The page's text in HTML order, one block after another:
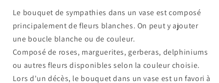
Blanc
et
rose
Blanc
et
rose
Le bouquet de sympathies dans un vase est composé
principalement de fleurs blanches. On peut y ajouter
une boucle blanche ou de couleur.
Composé de roses, marguerites, gerberas, delphiniums
ou autres fleurs disponibles selon la couleur choisie.
Lors d'un décès, le bouquet dans un vase est un favori à